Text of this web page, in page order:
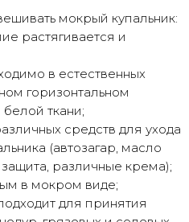
мокрый купальник:
растягивается и
в естественных
горизонтальном
ткани;
средств для ухода
(автозагар, масло
различные крема);
в мокром виде;
для принятия
25% стоимости
банка, остальное
раз в две недели.
4 недели
25%
6 недель
25%